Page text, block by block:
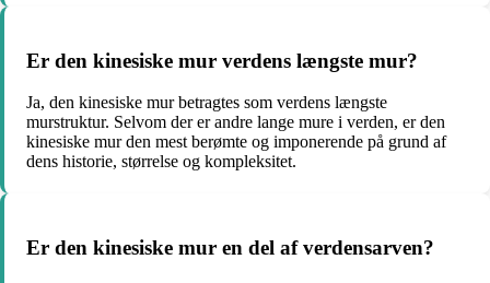
Er den kinesiske mur verdens længste mur?
Ja, den kinesiske mur betragtes som verdens længste
murstruktur. Selvom der er andre lange mure i verden, er den
kinesiske mur den mest berømte og imponerende på grund af
dens historie, størrelse og kompleksitet.
Er den kinesiske mur en del af verdensarven?